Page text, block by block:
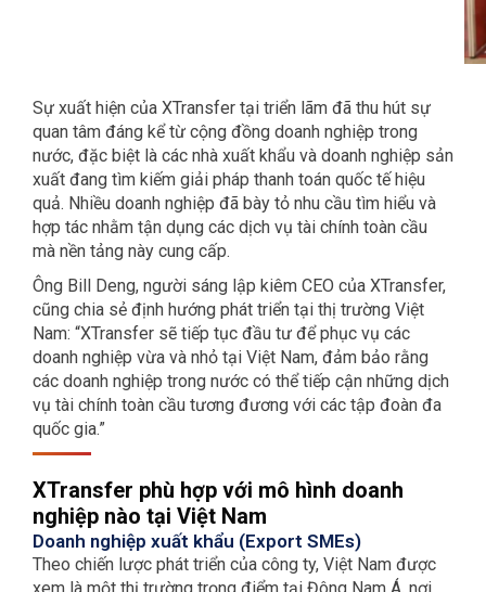
Sự xuất hiện của XTransfer tại triển lãm đã thu hút sự
quan tâm đáng kể từ cộng đồng doanh nghiệp trong
nước, đặc biệt là các nhà xuất khẩu và doanh nghiệp sản
xuất đang tìm kiếm giải pháp thanh toán quốc tế hiệu
quả. Nhiều doanh nghiệp đã bày tỏ nhu cầu tìm hiểu và
hợp tác nhằm tận dụng các dịch vụ tài chính toàn cầu
mà nền tảng này cung cấp.
Ông Bill Deng, người sáng lập kiêm CEO của XTransfer,
cũng chia sẻ định hướng phát triển tại thị trường Việt
Nam: “XTransfer sẽ tiếp tục đầu tư để phục vụ các
doanh nghiệp vừa và nhỏ tại Việt Nam, đảm bảo rằng
các doanh nghiệp trong nước có thể tiếp cận những dịch
vụ tài chính toàn cầu tương đương với các tập đoàn đa
quốc gia.”
XTransfer phù hợp với mô hình doanh
nghiệp nào tại Việt Nam
Doanh nghiệp xuất khẩu (Export SMEs)
Theo chiến lược phát triển của công ty, Việt Nam được